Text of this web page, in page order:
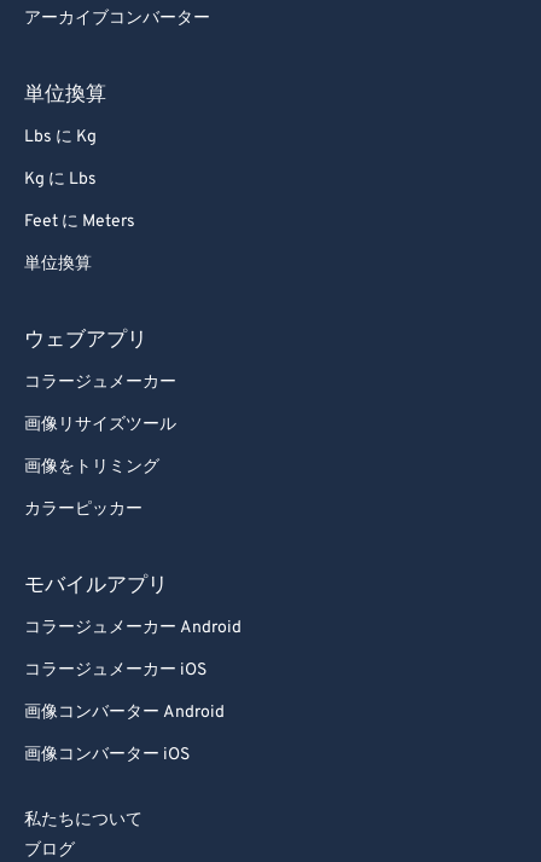
アーカイブコンバーター
単位換算
Lbs に Kg
Kg に Lbs
Feet に Meters
単位換算
ウェブアプリ
コラージュメーカー
画像リサイズツール
画像をトリミング
カラーピッカー
モバイルアプリ
コラージュメーカー Android
コラージュメーカー iOS
画像コンバーター Android
画像コンバーター iOS
私たちについて
ブログ